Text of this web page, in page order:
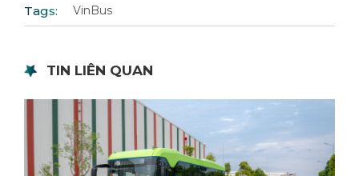
Tags: VinBus
TIN LIÊN QUAN